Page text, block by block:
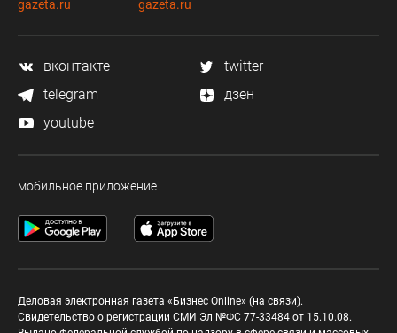
gazeta.ru
gazeta.ru
вконтакте
twitter
telegram
дзен
youtube
мобильное приложение
Деловая электронная газета «Бизнес Online» (на связи).
Свидетельство о регистрации СМИ Эл №ФС 77-33484 от 15.10.08.